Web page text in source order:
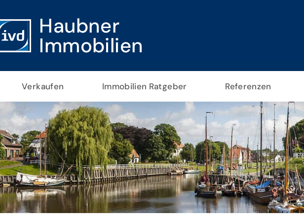
Haubner
Immobilien
Verkaufen Immobilien Ratgeber Referenzen